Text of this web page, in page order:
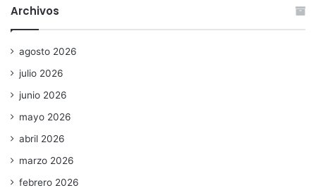
Archivos
agosto 2026
julio 2026
junio 2026
mayo 2026
abril 2026
marzo 2026
febrero 2026